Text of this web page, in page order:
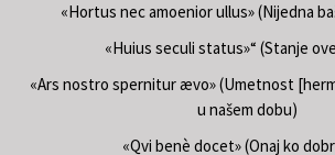
«Hortus nec amoenior ullus» (Nijedna
«Huius seculi status»“ (Stanje
«Ars nostro spernitur ævo» (Umetnost
u našem dobu)
«Qvi benè docet» (Onaj ko